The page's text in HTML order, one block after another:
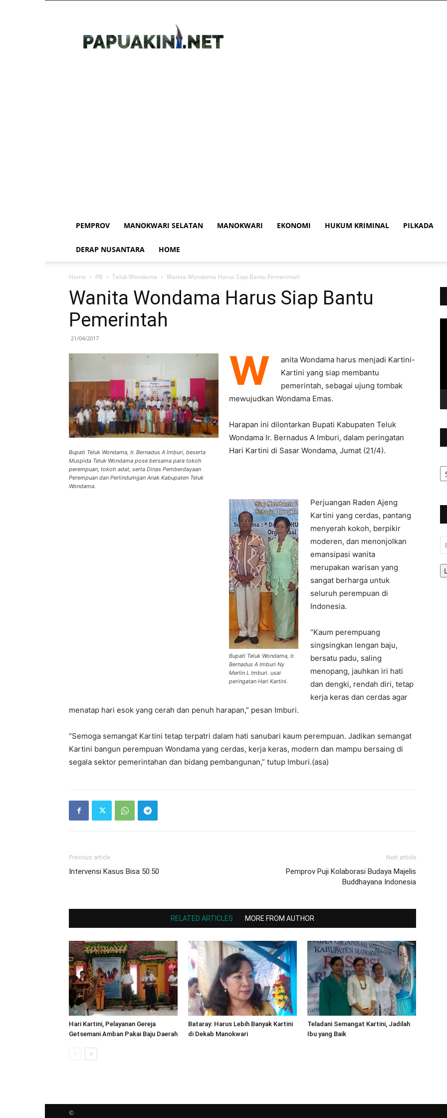
PEMPROV MANOKWARI SELATAN MANOKWARI EKONOMI HUKUM KRIMINAL PILKADA
DERAP NUSANTARA HOME
Home PB Teluk Wondama Wanita Wondama Harus Siap Bantu Pemerintah
Wanita Wondama Harus Siap Bantu
Pemerintah
21/04/2017
Bupati Teluk Wondama, Ir. Bernadus A Imburi, beserta
Muspida Teluk Wondama pose bersama para tokoh
perempuan, tokoh adat, serta Dinas Pemberdayaan
Perempuan dan Perlindumgan Anak Kabupaten Teluk
Wondama.
W
anita Wondama harus menjadi Kartini-
Kartini yang siap membantu
pemerintah, sebagai ujung tombak
mewujudkan Wondama Emas.
Harapan ini dilontarkan Bupati Kabupaten Teluk
Wondama Ir. Bernadus A Imburi, dalam peringatan
Hari Kartini di Sasar Wondama, Jumat (21/4).
Bupati Teluk Wondama, Ir.
Bernadus A Imburi Ny
Merlin L Imburi. usai
peringatan Hari Kartini.
Perjuangan Raden Ajeng
Kartini yang cerdas, pantang
menyerah kokoh, berpikir
moderen, dan menonjolkan
emansipasi wanita
merupakan warisan yang
sangat berharga untuk
seluruh perempuan di
Indonesia.
“Kaum perempuang
singsingkan lengan baju,
bersatu padu, saling
menopang, jauhkan iri hati
dan dengki, rendah diri, tetap
kerja keras dan cerdas agar
menatap hari esok yang cerah dan penuh harapan,” pesan Imburi.
“Semoga semangat Kartini tetap terpatri dalam hati sanubari kaum perempuan. Jadikan semangat
Kartini bangun perempuan Wondama yang cerdas, kerja keras, modern dan mampu bersaing di
segala sektor pemerintahan dan bidang pembangunan,” tutup Imburi.(asa)
Previous article
Intervensi Kasus Bisa 50:50
Next article
Pemprov Puji Kolaborasi Budaya Majelis
Buddhayana Indonesia
RELATED ARTICLES MORE FROM AUTHOR
Hari Kartini, Pelayanan Gereja
Getsemani Amban Pakai Baju Daerah
Bataray: Harus Lebih Banyak Kartini
di Dekab Manokwari
Teladani Semangat Kartini, Jadilah
Ibu yang Baik
©